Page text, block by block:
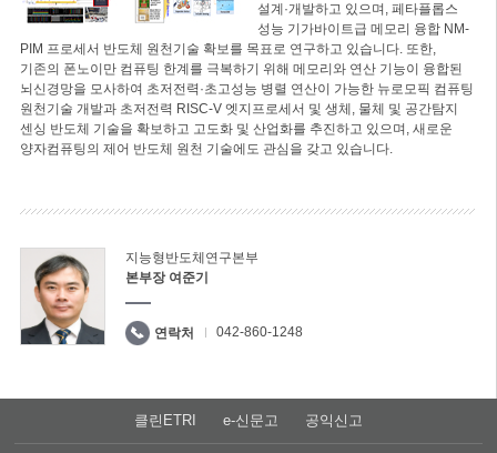
설계·개발하고 있으며, 페타플롭스
성능 기가바이트급 메모리 융합 NM-
PIM 프로세서 반도체 원천기술 확보를 목표로 연구하고 있습니다. 또한,
기존의 폰노이만 컴퓨팅 한계를 극복하기 위해 메모리와 연산 기능이 융합된
뇌신경망을 모사하여 초저전력·초고성능 병렬 연산이 가능한 뉴로모픽 컴퓨팅
원천기술 개발과 초저전력 RISC-V 엣지프로세서 및 생체, 물체 및 공간탐지
센싱 반도체 기술을 확보하고 고도화 및 산업화를 추진하고 있으며, 새로운
양자컴퓨팅의 제어 반도체 원천 기술에도 관심을 갖고 있습니다.
지능형반도체연구본부
본부장 여준기
연락처 042-860-1248
클린ETRI e-신문고 공익신고